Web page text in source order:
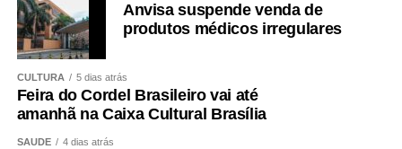
Anvisa suspende venda de
produtos médicos irregulares
CULTURA 5 dias atrás
Feira do Cordel Brasileiro vai até
amanhã na Caixa Cultural Brasília
SAÚDE 4 dias atrás